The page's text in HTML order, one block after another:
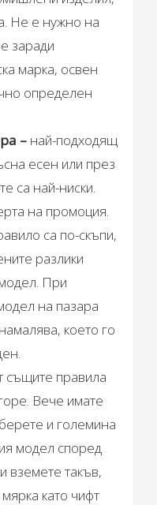
Не е нужно на
заради
марка, освен
определен
– най-подходящ
есен или през
са най-ниски.
на промоция.
са по-скъпи,
разлики
При
на пазара
което го
същите правила
Вече имате
и големина
модел според
вземете такъв,
като чифт